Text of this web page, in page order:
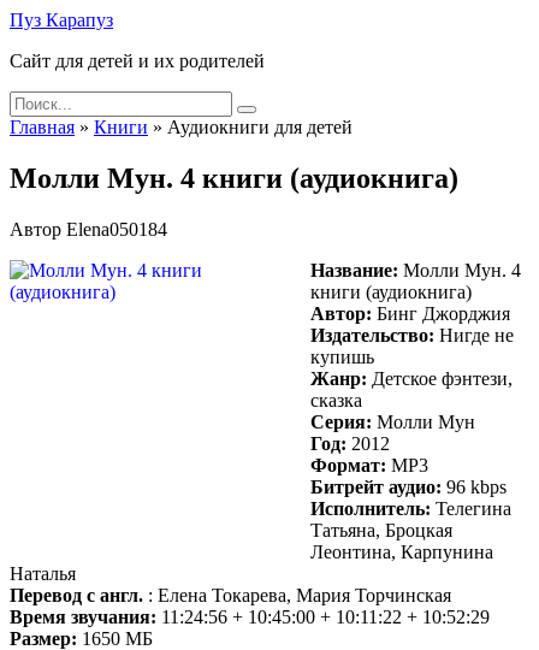
Skip
content
Пуз Карапуз
Сайт для детей и их родителей
Search
for:
Главная » Книги » Аудиокниги для детей
Молли Мун. 4 книги (аудиокнига)
Автор Elena050184
Название: Молли Мун. 4
книги (аудиокнига)
Автор: Бинг Джорджия
Издательство: Нигде не
купишь
Жанр: Детское фэнтези,
сказка
Серия: Молли Мун
Год: 2012
Формат: MP3
Битрейт аудио: 96 kbps
Исполнитель: Телегина
Татьяна, Броцкая
Леонтина, Карпунина
Наталья
Перевод с англ. : Елена Токарева, Мария Торчинская
Время звучания: 11:24:56 + 10:45:00 + 10:11:22 + 10:52:29
Размер: 1650 МБ